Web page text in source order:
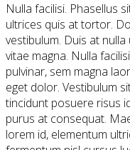
Nulla facilisi. Phasellus
ultrices quis at tortor.
vestibulum. Duis at
vitae magna. Nulla
pulvinar, sem magna
eget dolor. Vestibulum
tincidunt posuere risus
purus at consequat.
lorem id, elementum